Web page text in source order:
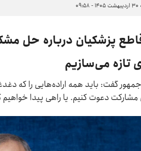
پزشکیان درباره حل
تازه می‌سازیم
گفت: باید همه اراده‌هایی را که
مشارکت دعوت کنیم. یا راهی پیدا